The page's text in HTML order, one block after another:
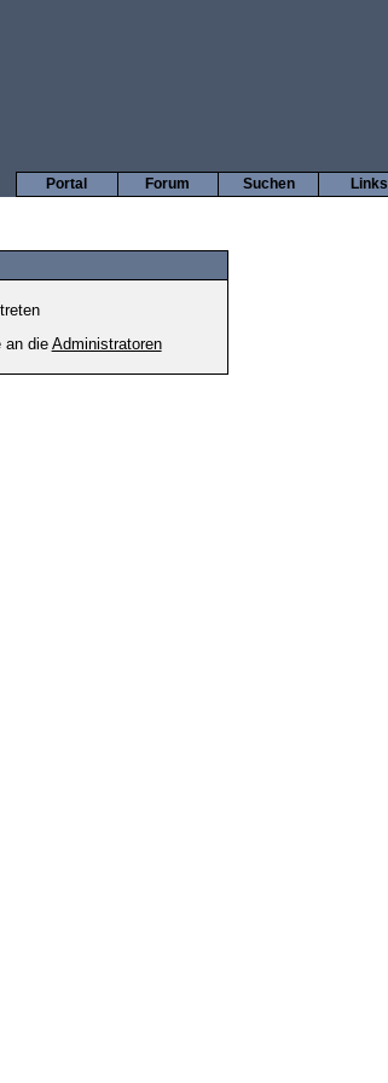
Links
Suchen
Forum
Portal
an dieAdministratoren